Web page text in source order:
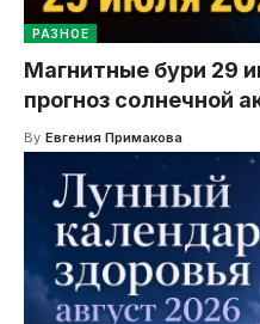
РАЗНОЕ
Магнитные бури 29
прогноз солнечной
By Евгения Примакова